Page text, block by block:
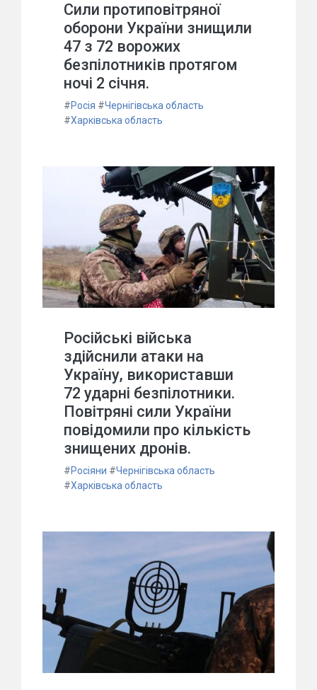
Сили протиповітряної
оборони України знищили
47 з 72 ворожих
безпілотників протягом
ночі 2 січня.
#Росія #Чернігівська область
#Харківська область
Російські війська
здійснили атаки на
Україну, використавши
72 ударні безпілотники.
Повітряні сили України
повідомили про кількість
знищених дронів.
#Росіяни #Чернігівська область
#Харківська область